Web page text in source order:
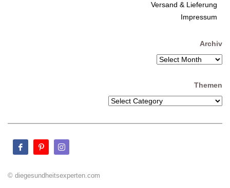
Versand & Lieferung
Impressum
Archiv
Themen
© diegesundheitsexperten.com